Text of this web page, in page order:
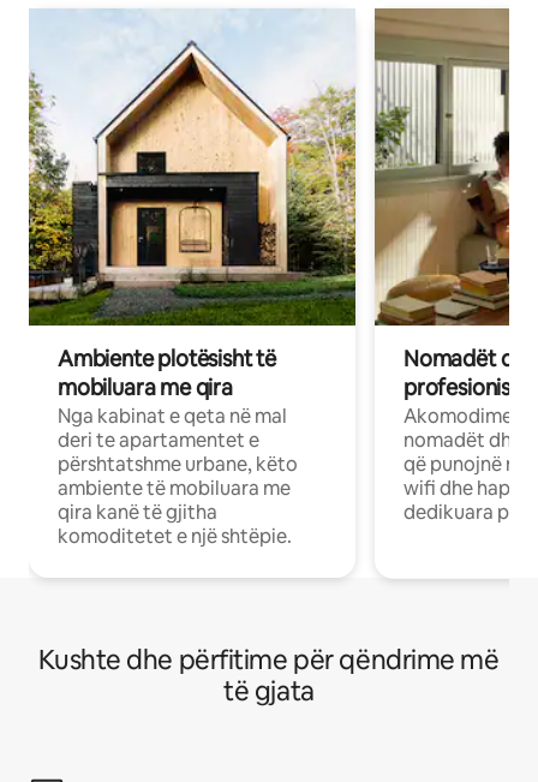
Ambiente plotësisht të
mobiluara me qira
Nga kabinat e qeta në mal
deri te apartamentet e
përshtatshme urbane, këto
ambiente të mobiluara me
qira kanë të gjitha
komoditetet e një shtëpie.
Nomadët
Akomodime
nomadët dhe
që punojnë në
wifi dhe
dedikuara
Kushte dhe përfitime për qëndrime më
të gjata